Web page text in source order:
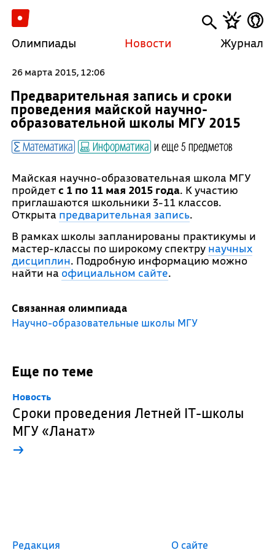
Олимпиады Новости Журнал
26 марта 2015, 12:06
Предварительная запись и сроки
проведения майской научно-
образовательной школы МГУ 2015
Математика Информатика и еще 5 предметов
Майская научно-образовательная школа МГУ
пройдетс 1 по 11 мая 2015 года. К участию
приглашаются школьники 3-11 классов.
Открыта предварительная запись.
В рамках школы запланированы практикумы и
мастер-классы по широкому спектру научных
дисциплин. Подробную информацию можно
найти наофициальном сайте.
Связанная олимпиада
Научно-образовательные школы МГУ
Еще по теме
Новость
Сроки проведения Летней IT-школы
МГУ «Ланат»
→
Редакция О сайте